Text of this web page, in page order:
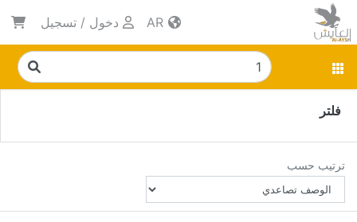
دخول / تسجيل
فلتر
ترتيب حسب